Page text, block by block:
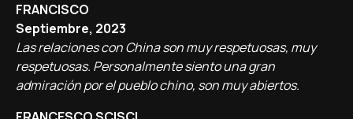
FRANCISCO
Septiembre, 2023
Las relaciones con China son muy respetuosas, muy
respetuosas. Personalmente siento una gran
admiración por el pueblo chino, son muy abiertos.